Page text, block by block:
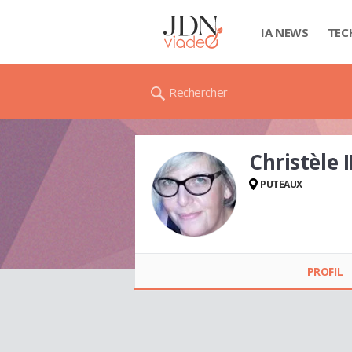
IA NEWS
Rechercher
Christèle
PUTEAUX
PROFIL